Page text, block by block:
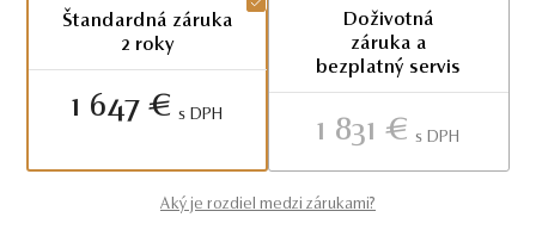
Štandardná záruka
2 roky
1 647 € S DPH
Doživotná
záruka a
bezplatný servis
1 831 € S DPH
Aký je rozdiel medzi zárukami?